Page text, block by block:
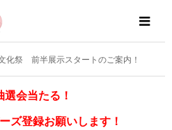
化祭 前半展示スタートのご案内！
選会当たる！
ズ登録お願いします！